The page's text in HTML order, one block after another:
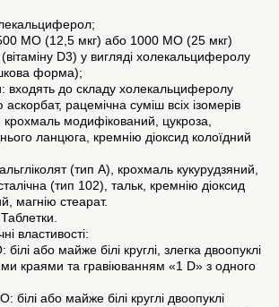
500 МО (12,5 мкг) або 1000 МО (25 мкг)
D3) у вигляді холекальциферолу
форма);
входять до складу холекальциферолу
рацемічна суміш всіх ізомерів
модифікований, цукроза,
ланцюга, кремнію діоксид колоїдний
(тип А), крохмаль кукурудзяний,
(тип 102), тальк, кремнію діоксид
магнію стеарат.
Таблетки.
властивості:
або майже білі круглі, злегка двоопуклі
краями та гравіюванням «1 D» з одного
білі або майже білі круглі двоопуклі